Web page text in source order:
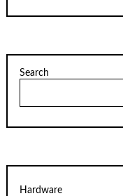
Search
Hardware